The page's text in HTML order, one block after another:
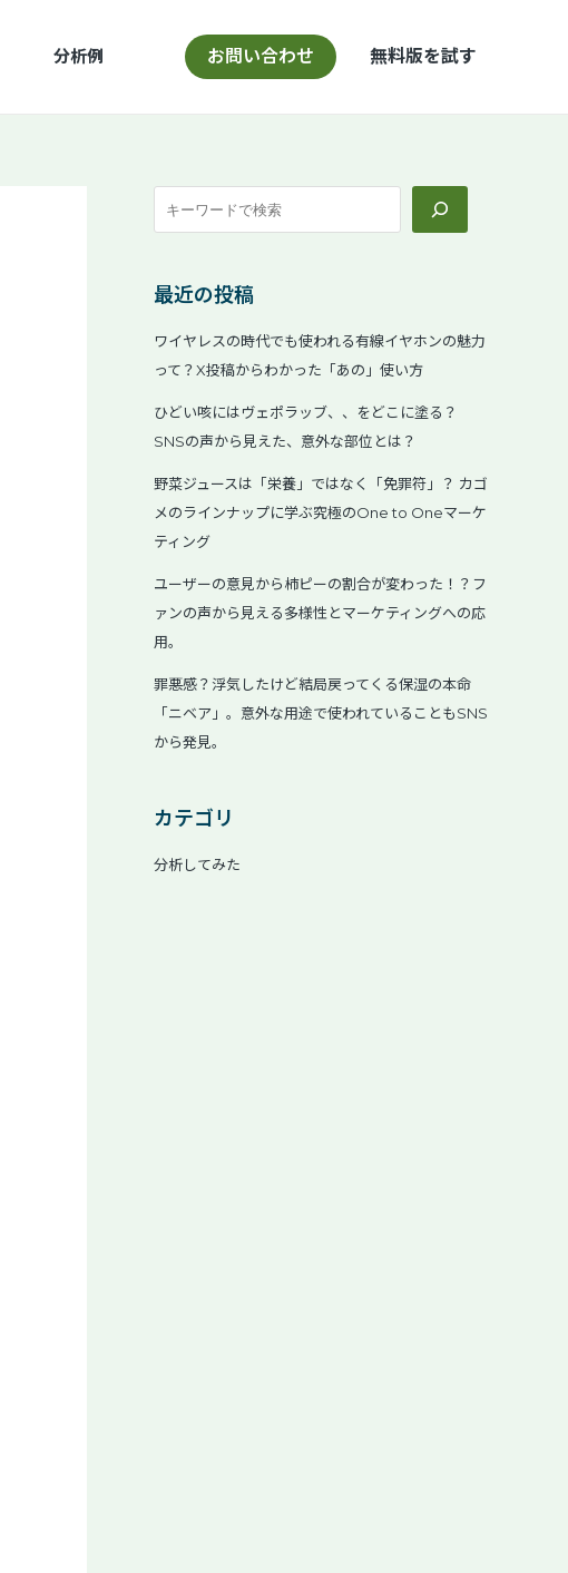
分析例 お問い合わせ 無料版を試す
最近の投稿
ワイヤレスの時代でも使われる有線イヤホンの魅力
って？X投稿からわかった「あの」使い方
ひどい咳にはヴェポラッブ、、をどこに塗る？
SNSの声から見えた、意外な部位とは？
野菜ジュースは「栄養」ではなく「免罪符」？ カゴ
メのラインナップに学ぶ究極のOne to Oneマーケ
ティング
ユーザーの意見から柿ピーの割合が変わった！？フ
ァンの声から見える多様性とマーケティングへの応
用。
罪悪感？浮気したけど結局戻ってくる保湿の本命
「ニベア」。意外な用途で使われていることもSNS
から発見。
カテゴリ
分析してみた